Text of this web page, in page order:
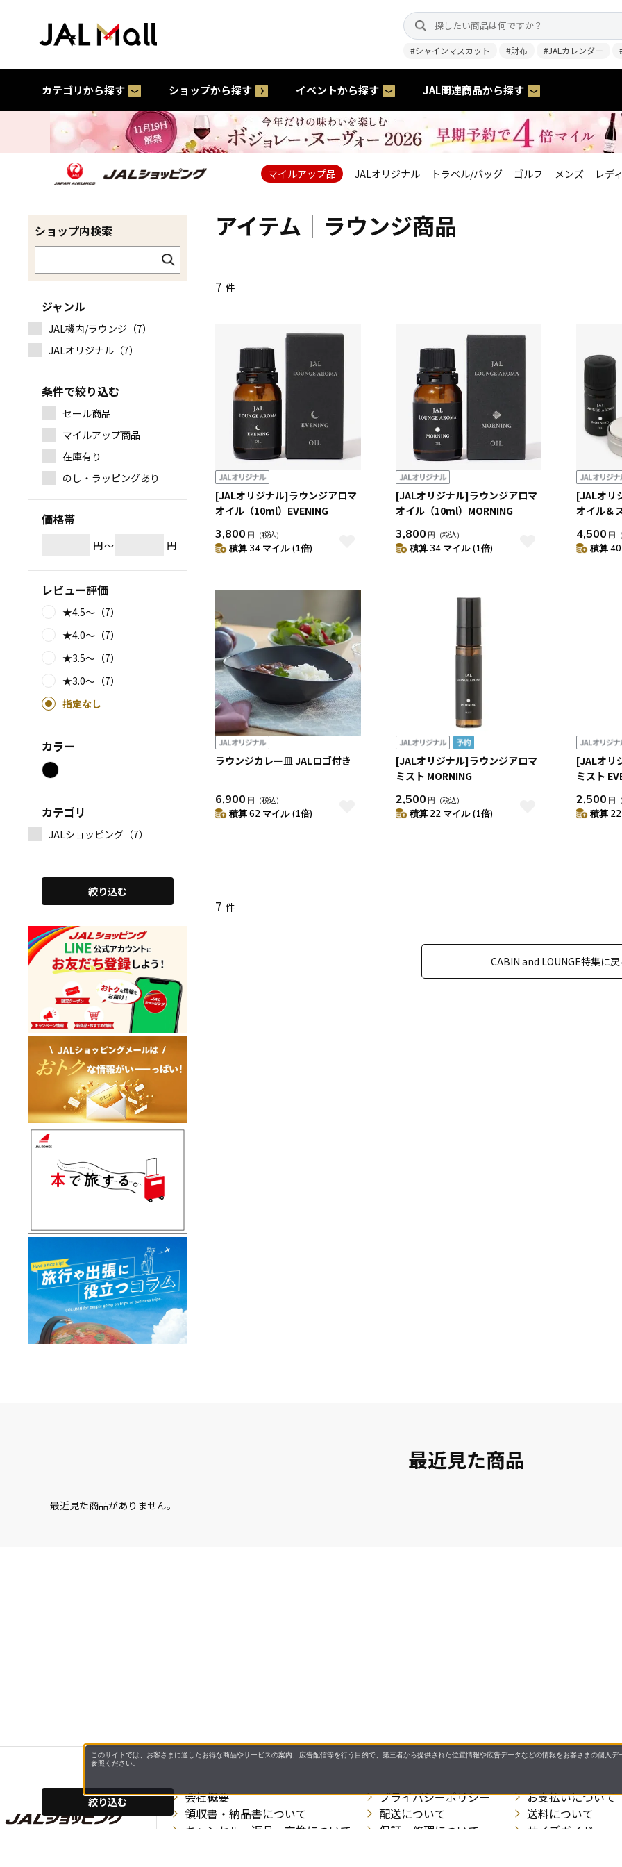
#シャインマスカット #財布 #JALカレンダー
カテゴリから探す ショップから探す イベントから探す JAL関連商品から探す
マイルアップ品 JALオリジナル トラベル/バッグ ゴルフ メンズ レデ
ショップ内検索
絞り込む
マイルアップ商品
条件で絞り込む
セール商品
在庫有り
のし・ラッピングあり
価格帯
円～ 円
カラー
レビュー評価
★4.5～（7）
★4.0～（7）
★3.5～（7）
★3.0～（7）
指定なし
カテゴリ
JALショッピング（7）
ジャンル
JAL機内/ラウンジ（7）
JALオリジナル（7）
絞り込む
アイテム｜ラウンジ商品
7 件
[JALオリジナル]ラウンジアロマ
オイル（10ml）EVENING
3,800 円 （税込）
積算 34 マイル (1倍)
[JALオリジナル]ラウンジアロマ
オイル（10ml）MORNING
3,800 円 （税込）
積算 34 マイル (1倍)
[JALオリ
オイル＆
4,500 円
積算
ラウンジカレー皿 JALロゴ付き
6,900 円 （税込）
積算 62 マイル (1倍)
[JALオリジナル]ラウンジアロマ
ミスト MORNING
2,500 円 （税込）
積算 22 マイル (1倍)
[JALオリ
ミスト
2,500 円
積算
7 件
CABIN and LOUNGE特集に
最近見た商品
最近見た商品がありません。
会社概要 プライバシーポリシー
お支払いについて
領収書・納品書について
配送について
送料について
キャンセル・返品・交換について
保証・修理について
サイズガイド
このサイトでは、お客さまに適したお得な商品やサービスの案内、広告配信等を行う目的で、第三者から提供された位置情報や広告データなどの情報をお客さまの個人
参照ください。